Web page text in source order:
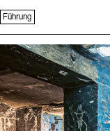
Führung